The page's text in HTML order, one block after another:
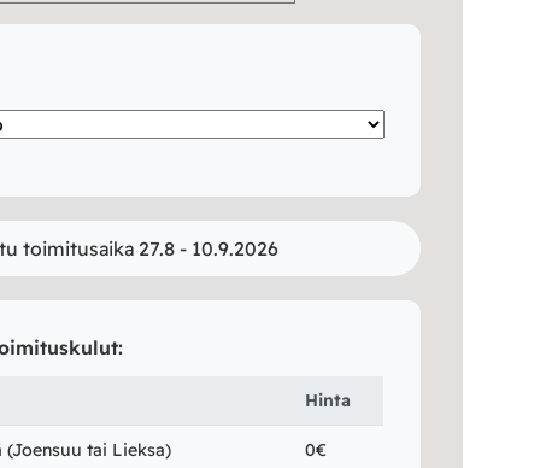
toimitusaika 27.8 - 10.9.2026
Hinta
tai Lieksa) 0€